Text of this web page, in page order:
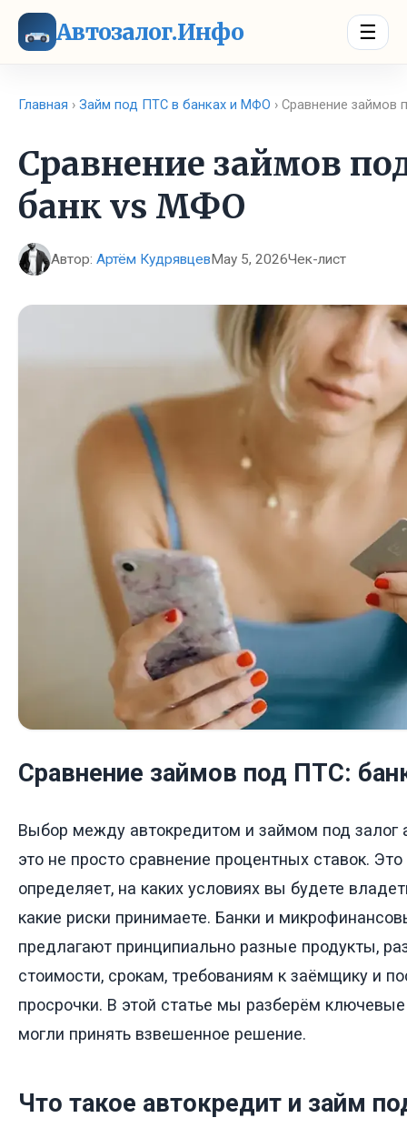
Автозалог.Инфо ☰
Главная › Займ под ПТС в банках и МФО › Сравнение
Сравнение займов
банк vs МФО
Автор: Артём КудрявцевMay 5, 2026Чек-лист
Сравнение займов под ПТС:
Выбор между автокредитом и займом под
это не просто сравнение процентных ставок.
определяет, на каких условиях вы будете
какие риски принимаете. Банки и
предлагают принципиально разные продукты,
стоимости, срокам, требованиям к заёмщику и
просрочки. В этой статье мы разберём
могли принять взвешенное решение.
Что такое автокредит и займ